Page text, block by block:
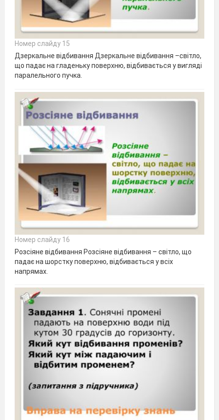
Номер слайду 15
Дзеркальне відбивання Дзеркальне відбивання –світло,
що падає на гладеньку поверхню, відбивається у вигляді
паралельного пучка.
Номер слайду 16
Розсіяне відбивання Розсіяне відбивання – світло, що
падає на шорстку поверхню, відбивається у всіх
напрямах.